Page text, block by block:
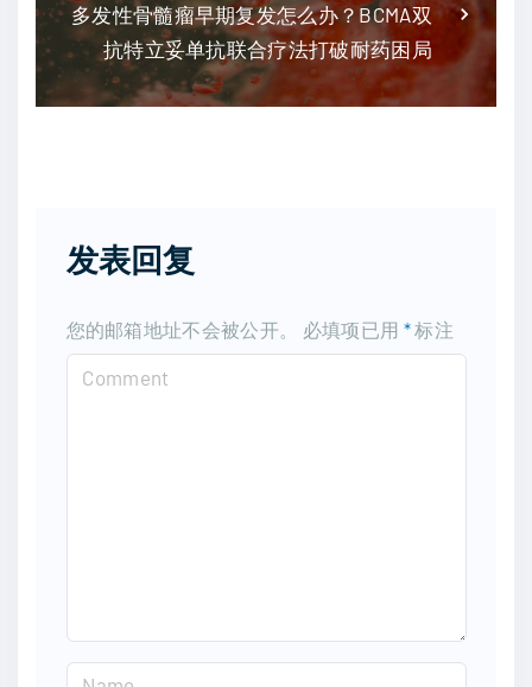
多发性骨髓瘤早期复发怎么办？BCMA双
抗特立妥单抗联合疗法打破耐药困局
发表回复
您的邮箱地址不会被公开。 必填项已用 *标注